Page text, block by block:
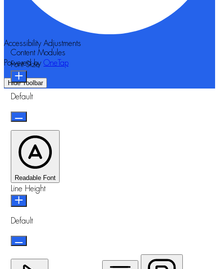
Accessibility Adjustments
Powered by OneTap
Hide Toolbar
Content Modules
Font Size
Default
Readable Font
Line Height
Default